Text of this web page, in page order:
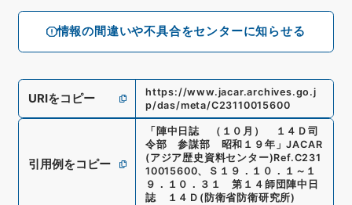
情報の間違いや不具合をセンターに知らせる
URIをコピー
https://www.jacar.archives.go.j
p/das/meta/C23110015600
引用例をコピー
「 陣中日誌 （１０月） １４Ｄ司
令部 参謀部 昭和１９年 」JACAR
(アジア歴史資料センター)Ref.C231
10015600、
Ｓ１９．１０．１～１
９．１０．３１ 第１４師団陣中日
誌 １４Ｄ ( 防衛省防衛研究所)